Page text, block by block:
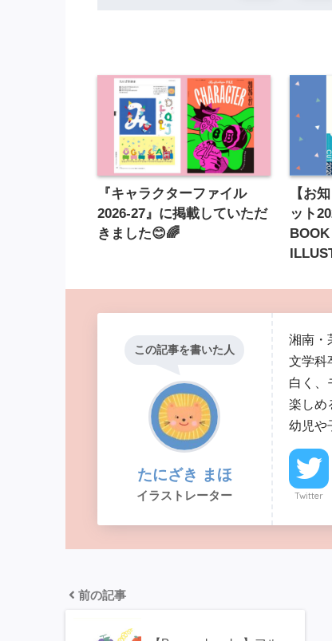
『キャラクターファイル
2026-27』に掲載していただ
きました😊🌈
【お
ット
この記事を書いた人
たにざき まほ
イラストレーター
湘南・
文学科
白く、
楽しめ
幼児や
Twitter
前の記事